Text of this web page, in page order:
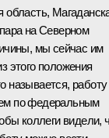
область,
на Северном
мы сейчас им
этого положения
называется, работу
по федеральным
коллеги видели,